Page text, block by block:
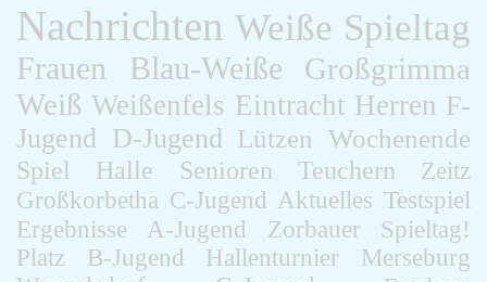
Nachrichten Weiße Spieltag
Frauen Blau-Weiße
Großgrimma
Weiß Weißenfels Eintracht Herren F-
Jugend D-Jugend Lützen Wochenende
Spiel
Halle Senioren Teuchern
Zeitz
Großkorbetha C-Jugend Aktuelles Testspiel
Ergebnisse
A-Jugend Zorbauer
Spieltag!
Platz
B-Jugend Hallenturnier
Merseburg